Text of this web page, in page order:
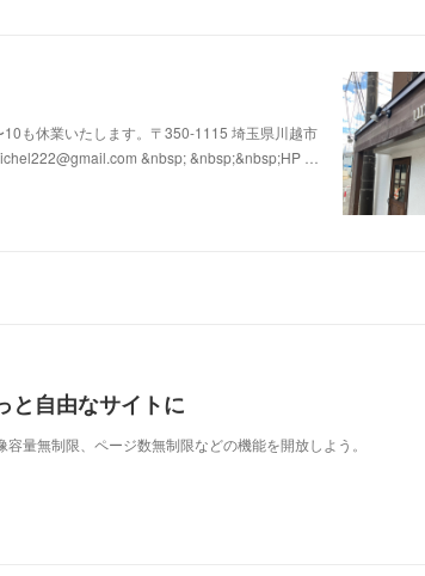
も休業いたします。〒350-1115 埼玉県川越市
&nbsp; &nbsp;&nbsp;HP …
と自由なサイトに
量無制限、ページ数無制限などの機能を開放しよう。